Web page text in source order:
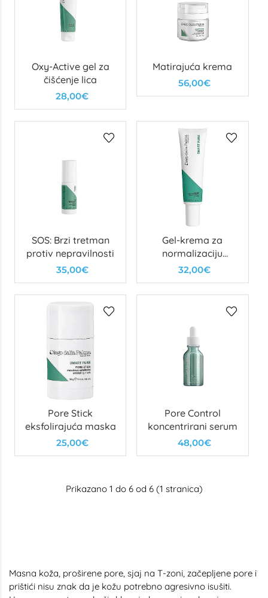
Oxy-Active gel za
čišćenje lica
28,00€
Matirajuća krema
56,00€
SOS: Brzi tretman
protiv nepravilnosti
35,00€
Gel-krema za
normalizaciju
sebuma
32,00€
Pore Stick
eksfolirajuća maska
25,00€
Pore Control
koncentrirani serum
48,00€
Prikazano 1 do 6 od 6 (1 stranica)
Masna koža, proširene pore, sjaj na T-zoni, začepljene pore i
prištići nisu znak da je kožu potrebno agresivno isušiti.